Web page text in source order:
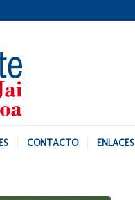
CONTACTO ENLACES